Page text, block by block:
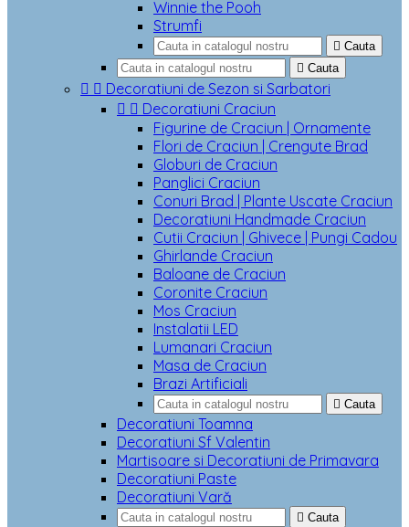
Winnie the Pooh
Strumfi
 Cauta
 Cauta
  Decoratiuni de Sezon si Sarbatori
  Decoratiuni Craciun
Figurine de Craciun | Ornamente
Flori de Craciun | Crengute Brad
Globuri de Craciun
Panglici Craciun
Conuri Brad | Plante Uscate Craciun
Decoratiuni Handmade Craciun
Cutii Craciun | Ghivece | Pungi Cadou
Ghirlande Craciun
Baloane de Craciun
Coronite Craciun
Mos Craciun
Instalatii LED
Lumanari Craciun
Masa de Craciun
Brazi Artificiali
 Cauta
Decoratiuni Toamna
Decoratiuni Sf Valentin
Martisoare si Decoratiuni de Primavara
Decoratiuni Paste
Decoratiuni Vară
 Cauta